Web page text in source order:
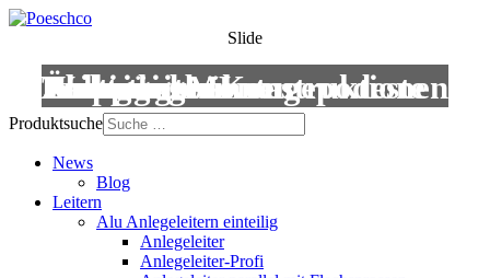
Slide
Leitern
Treppen
Anstiege
Podestleitern
Roll- und Montagepodeste
Wartungsbühnen
Übergänge
Aluminium-Konstruktionen
Produktsuche
News
Blog
Leitern
Alu Anlegeleitern einteilig
Anlegeleiter
Anlegeleiter-Profi